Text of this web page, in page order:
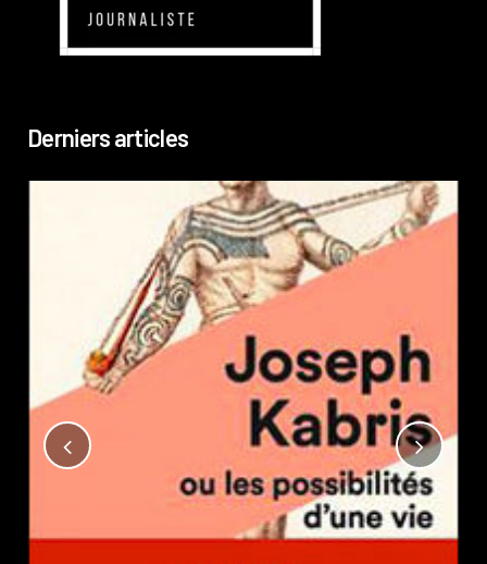
Derniers articles